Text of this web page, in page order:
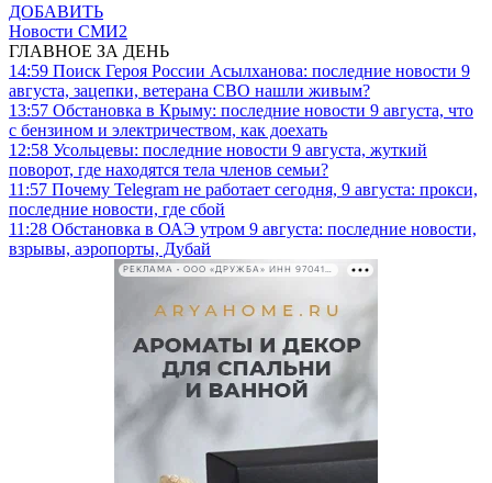
ДОБАВИТЬ
Новости СМИ2
ГЛАВНОЕ ЗА ДЕНЬ
14:59 Поиск Героя России Асылханова: последние новости 9
августа, зацепки, ветерана СВО нашли живым?
13:57 Обстановка в Крыму: последние новости 9 августа, что
с бензином и электричеством, как доехать
12:58 Усольцевы: последние новости 9 августа, жуткий
поворот, где находятся тела членов семьи?
11:57 Почему Telegram не работает сегодня, 9 августа: прокси,
последние новости, где сбой
11:28 Обстановка в ОАЭ утром 9 августа: последние новости,
взрывы, аэропорты, Дубай
РЕКЛАМА • ООО «ДРУЖБА» ИНН 9704146411